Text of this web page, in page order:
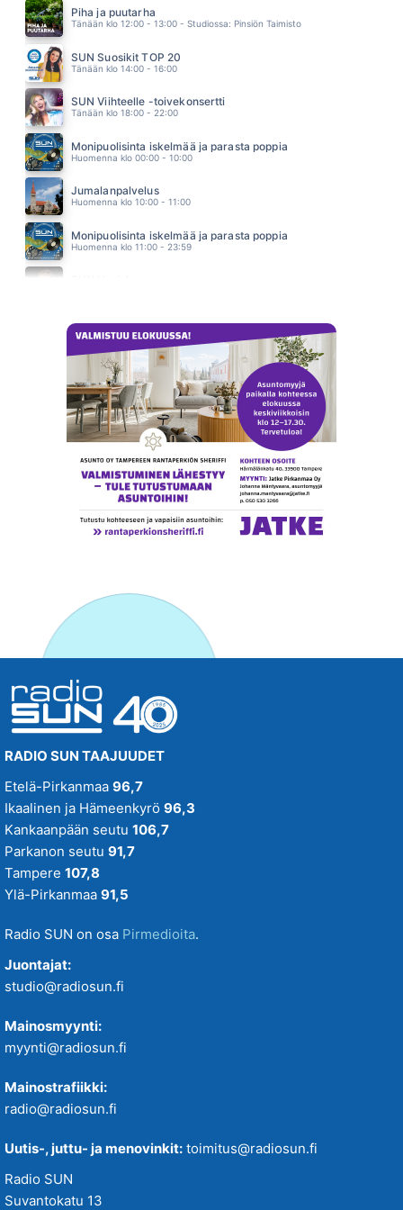
YÖLINTU
03.04
VAYA CON DIOS
03.01
Piha ja puutarha
Tänään klo 12:00 - 13:00 - Studiossa: Pinsiön Taimisto
SUN Suosikit TOP 20
Tänään klo 14:00 - 16:00
SUN Viihteelle -toivekonsertti
Tänään klo 18:00 - 22:00
Monipuolisinta iskelmää ja parasta poppia
Huomenna klo 00:00 - 10:00
Jumalanpalvelus
Huomenna klo 10:00 - 11:00
Monipuolisinta iskelmää ja parasta poppia
Huomenna klo 11:00 - 23:59
RADIO SUN TAAJUUDET
Etelä-Pirkanmaa 96,7
Ikaalinen ja Hämeenkyrö 96,3
Kankaanpään seutu 106,7
Parkanon seutu 91,7
Tampere 107,8
Ylä-Pirkanmaa 91,5
Radio SUN on osa Pirmedioita.
Juontajat:
studio@radiosun.fi
Mainosmyynti:
myynti@radiosun.fi
Mainostrafiikki:
radio@radiosun.fi
Uutis-, juttu- ja menovinkit: toimitus@radiosun.fi
Radio SUN
Suvantokatu 13